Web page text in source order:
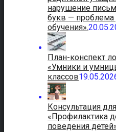
нарушение
букв —
обучения».
План-конспект
«Умники и
классов
Консультация
«Профилактика
поведения